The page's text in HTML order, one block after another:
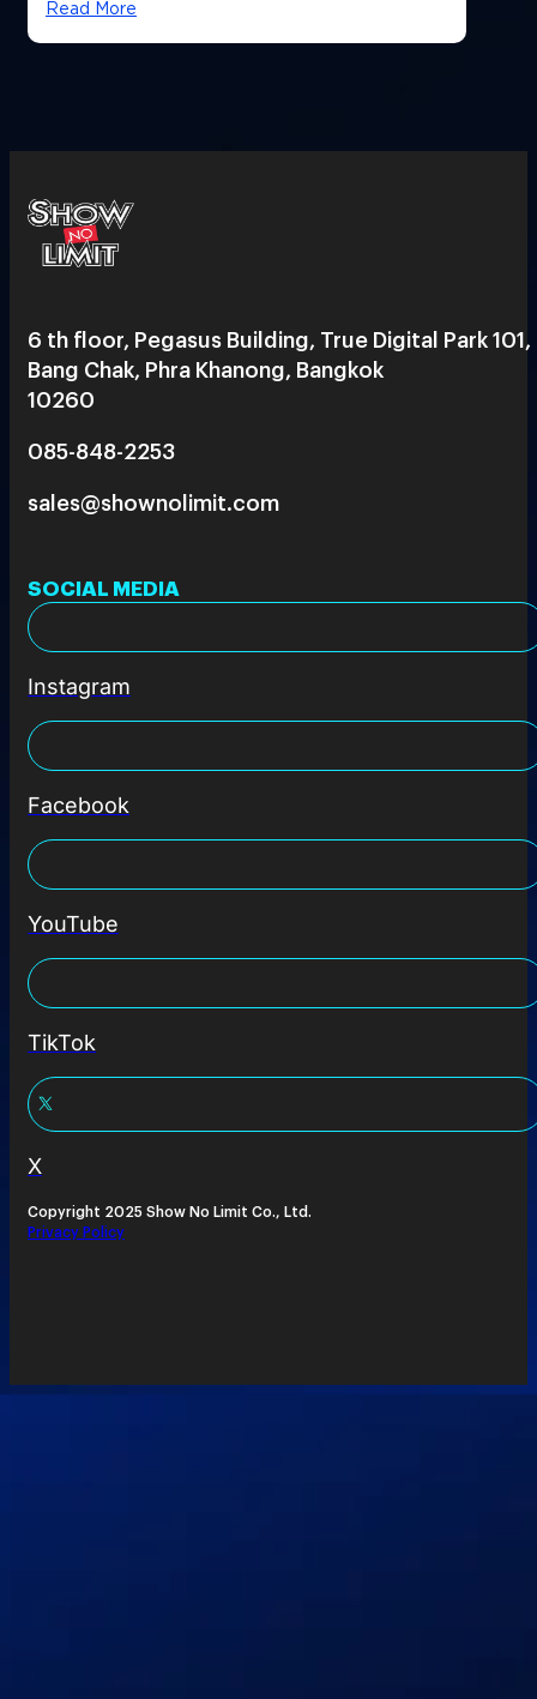
Read More
6 th floor, Pegasus Building, True Digital Park 101,
Bang Chak, Phra Khanong, Bangkok
10260
085-848-2253
sales@shownolimit.com
SOCIAL MEDIA
Instagram
Facebook
YouTube
TikTok
X
Copyright 2025 Show No Limit Co., Ltd.
Privacy Policy